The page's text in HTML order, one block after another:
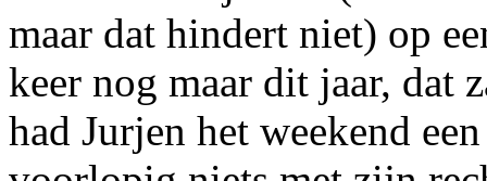
maar dat hindert niet) op
keer nog maar dit jaar, dat
had Jurjen het weekend